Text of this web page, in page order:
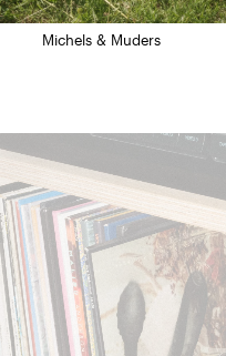
Michels & Muders